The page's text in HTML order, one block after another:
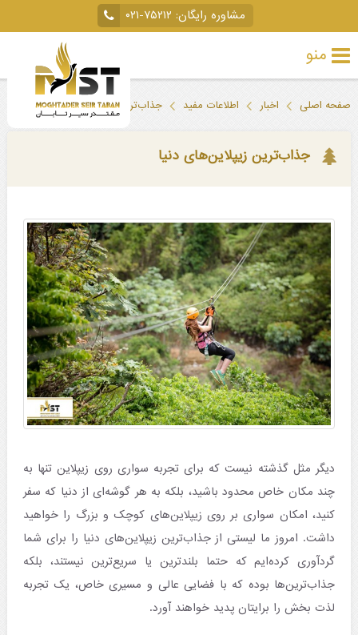
مشاوره رایگان: ۰۲۱-۷۵۲۱۲
منو
تور
لحظه
آخری
جاذبه‌های
گردشگری
صفحه اصلی اخبار اطلاعات مفید جذاب‌ترین زیپلاین‌های دنیا
جذاب‌ترین زیپلاین‌های دنیا
دیگر مثل گذشته نیست که برای تجربه سواری روی زیپلاین تنها به
چند مکان خاص محدود باشید، بلکه به هر گوشه‌ای از دنیا که سفر
کنید، امکان سواری بر روی زیپلاین‌های کوچک و بزرگ را خواهید
داشت. امروز ما لیستی از جذاب‌ترین زیپلاین‌های دنیا را برای شما
گردآوری کرده‌ایم که حتما بلند‌ترین یا سریع‌ترین نیستند، بلکه
جذاب‌ترین‌ها بوده که با فضایی عالی و مسیری خاص، یک تجربه
لذت بخش را برایتان پدید خواهند آورد.